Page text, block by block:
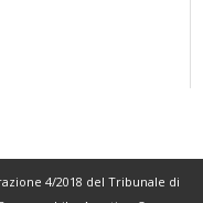
4/2018 del Tribunale di